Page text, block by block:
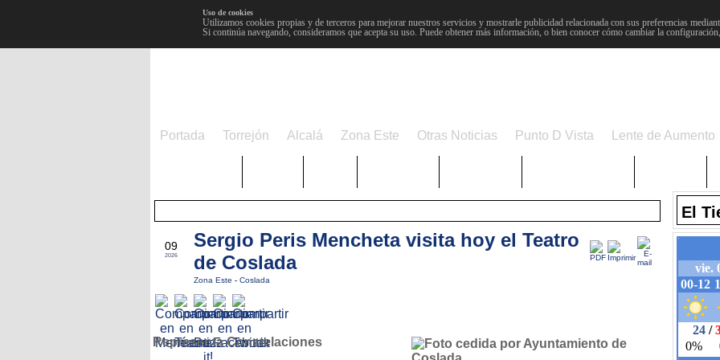
Uso de cookies
Utilizamos cookies propias y de terceros para mejorar nuestros servicios y mostrarle publicidad relacionada con sus preferencias
Si continúa navegando, consideramos que acepta su uso. Puede obtener más información, o bien conocer cómo cambiar la
Portada Torrejón Alcalá Zona Este Otras Noticias Punto D Vista Lente de Aumento
09
2026
Sergio Peris Mencheta visita hoy el Teatro
de Coslada
Zona Este - Coslada
Representa Constelaciones
El